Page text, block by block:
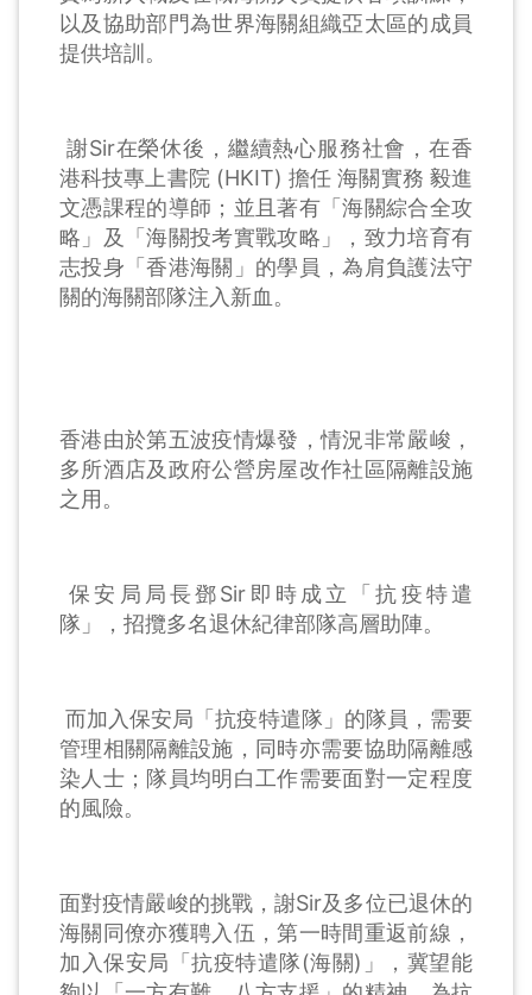
以及協助部門為世界海關組織亞太區的成員
提供培訓。
謝Sir在榮休後，繼續熱心服務社會，在香
港科技專上書院 (HKIT) 擔任 海關實務 毅進
文憑課程的導師；並且著有「海關綜合全攻
略」及「海關投考實戰攻略」，致力培育有
志投身「香港海關」的學員，為肩負護法守
關的海關部隊注入新血。
香港由於第五波疫情爆發，情況非常嚴峻，
多所酒店及政府公營房屋改作社區隔離設施
之用。
保安局局長鄧Sir即時成立「抗疫特遣
隊」，招攬多名退休紀律部隊高層助陣。
而加入保安局「抗疫特遣隊」的隊員，需要
管理相關隔離設施，同時亦需要協助隔離感
染人士；隊員均明白工作需要面對一定程度
的風險。
面對疫情嚴峻的挑戰，謝Sir及多位已退休的
海關同僚亦獲聘入伍，第一時間重返前線，
加入保安局「抗疫特遣隊(海關)」，冀望能